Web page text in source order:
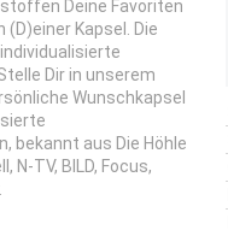
Deine Favoriten
(D)einer Kapsel. Die
Dir in unserem
Wunschkapsel
bekannt aus Die Höhle
N-TV, BILD, Focus,